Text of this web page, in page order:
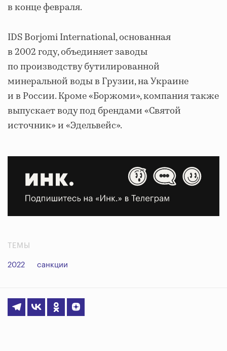
в конце февраля.
IDS Borjomi International, основанная
в 2002 году, объединяет заводы
по производству бутилированной
минеральной воды в Грузии, на Украине
и в России. Кроме «Боржоми», компания также
выпускает воду под брендами «Святой
источник» и «Эдельвейс».
ТЕМЫ
2022 санкции